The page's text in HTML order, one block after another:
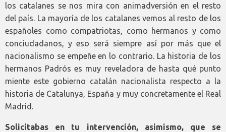
los catalanes se nos mira con animadversión en el resto
del país. La mayoría de los catalanes vemos al resto de los
españoles como compatriotas, como hermanos y como
conciudadanos, y eso será siempre así por más que el
nacionalismo se empeñe en lo contrario. La historia de los
hermanos Padrós es muy reveladora de hasta qué punto
miente este gobierno catalán nacionalista respecto a la
historia de Catalunya, España y muy concretamente el Real
Madrid.
Solicitabas en tu intervención, asimismo, que se